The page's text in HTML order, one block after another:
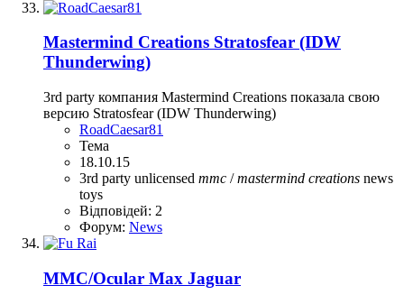
Mastermind Creations Stratosfear (IDW
Thunderwing)
3rd party компания Mastermind Creations показала свою
версию Stratosfear (IDW Thunderwing)
RoadCaesar81
Тема
18.10.15
3rd party unlicensed mmc /mastermind creations news
toys
Відповідей: 2
Форум: News
MMC/Ocular Max Jaguar